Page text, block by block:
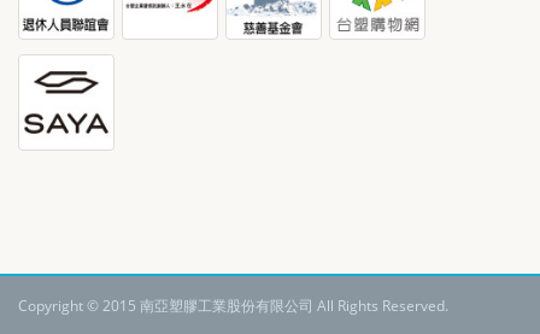
Copyright © 2015 南亞塑膠工業股份有限公司 All Rights Reserved.